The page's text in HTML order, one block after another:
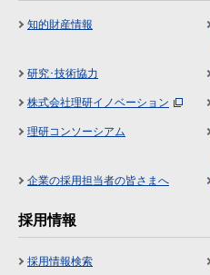
知的財産情報
研究･技術協力
株式会社理研イノベーション
理研コンソーシアム
企業の採用担当者の皆さまへ
採用情報
採用情報検索